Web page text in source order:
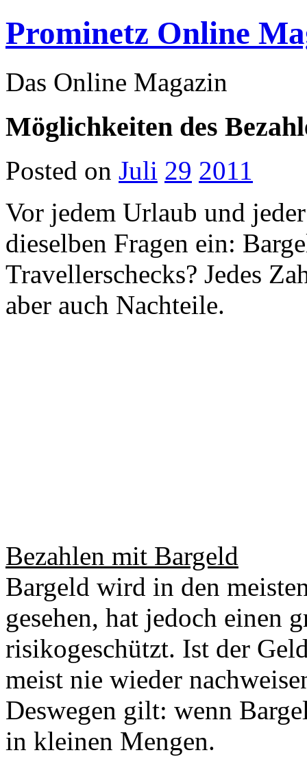
Prominetz Online
Das Online Magazin
Möglichkeiten des
Posted on Juli 29 2011
Vor jedem Urlaub und
dieselben Fragen ein:
Travellerschecks? Jedes
aber auch Nachteile.
Bezahlen mit Bargeld
Bargeld wird in den
gesehen, hat jedoch einen
risikogeschützt. Ist der
meist nie wieder
Deswegen gilt: wenn
in kleinen Mengen.